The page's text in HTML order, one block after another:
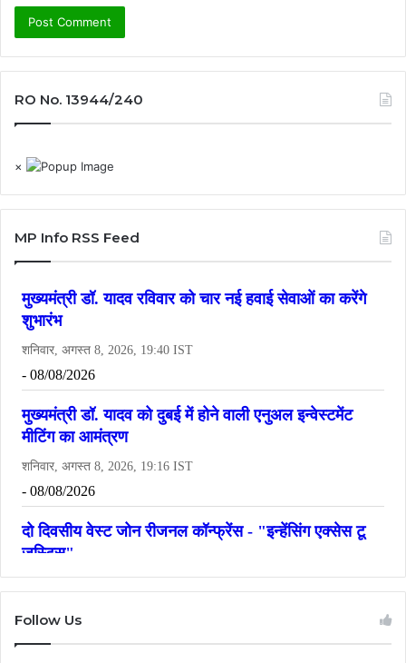
RO No. 13944/240
×
MP Info RSS Feed
Follow Us